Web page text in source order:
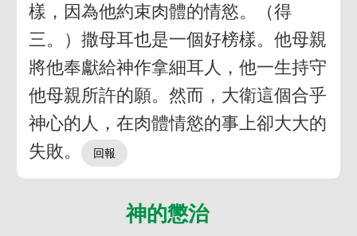
樣，因為他約束肉體的情慾。（得
三。）撒母耳也是一個好榜樣。他母親
將他奉獻給神作拿細耳人，他一生持守
他母親所許的願。然而，大衛這個合乎
神心的人，在肉體情慾的事上卻大大的
失敗。
神的懲治